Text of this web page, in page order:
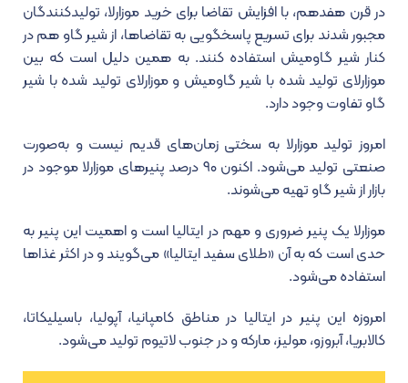
در قرن هفدهم، با افزایش تقاضا برای خرید موزارلا، تولیدکنندگان
مجبور شدند برای تسریع پاسخگویی به تقاضاها، از شیر گاو هم در
کنار شیر گاومیش استفاده کنند. به همین دلیل است که بین
موزارلای تولید شده با شیر گاومیش و موزارلای تولید شده با شیر
گاو تفاوت وجود دارد.
امروز تولید موزارلا به سختی زمان‌های قدیم نیست و به‌صورت
صنعتی تولید می‌شود. اکنون ۹۰ درصد پنیرهای موزارلا موجود در
بازار از شیر گاو تهیه می‌شوند.
موزارلا یک پنیر ضروری و مهم در ایتالیا است و اهمیت این پنیر به
حدی است که به آن «طلای سفید ایتالیا» می‌گویند و در اکثر غذاها
استفاده می‌شود.
امروزه این پنیر در ایتالیا در مناطق کامپانیا، آپولیا، باسیلیکاتا،
کالابریا، آبروزو، مولیز، مارکه و در جنوب لاتیوم تولید می‌شود.